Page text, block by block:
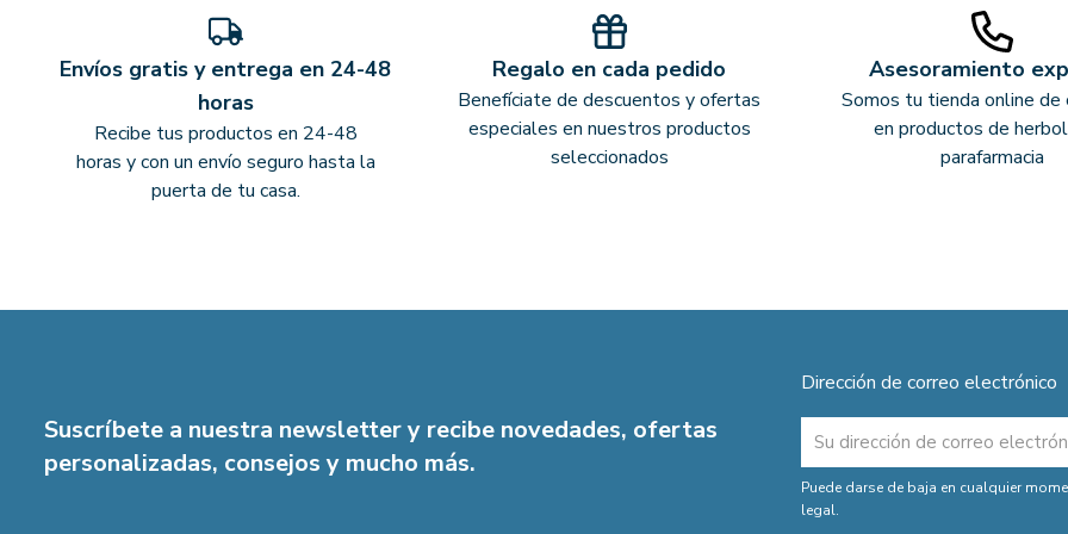
Envíos gratis y entrega en 24-48
horas
Recibe tus productos en 24-48
horas y con un envío seguro hasta la
puerta de tu casa.
Regalo en cada pedido
Benefíciate de descuentos y ofertas
especiales en nuestros productos
seleccionados
Asesoramiento
Somos tu tienda online de
en productos de
parafarmacia
Suscríbete a nuestra newsletter y recibe novedades, ofertas
personalizadas, consejos y mucho más.
Dirección de correo electrónico
Puede darse de baja en cualquier
legal.